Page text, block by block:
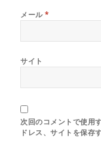
メール*
サイト
次回のコメントで使用
ドレス、サイトを保存す